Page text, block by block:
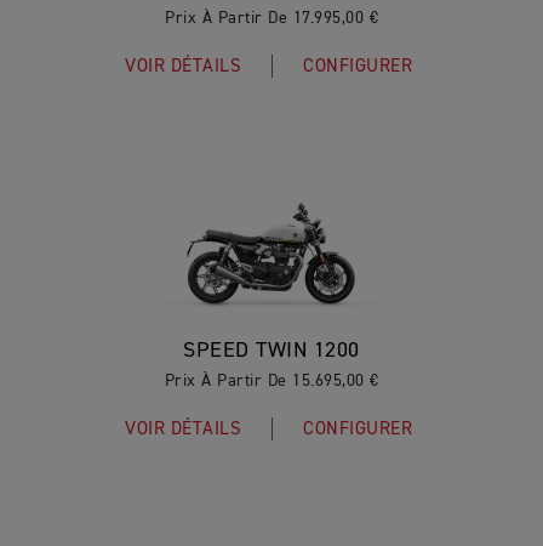
Prix À Partir De 17.995,00 €
VOIR DÉTAILS CONFIGURER
SPEED TWIN 1200
Prix À Partir De 15.695,00 €
VOIR DÉTAILS CONFIGURER